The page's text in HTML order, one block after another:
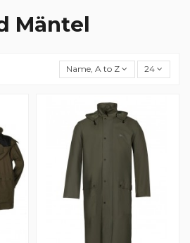
Mäntel
Name, A to Z 24